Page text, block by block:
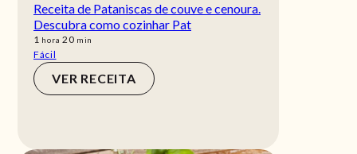
Receita de Pataniscas de couve e cenoura.
Descubra como cozinhar Pat
1 hora
hora 20min
min
Fácil
VER RECEITA